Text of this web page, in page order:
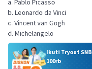
a. Pablo Picasso
b. Leonardo da Vinci
c. Vincent van Gogh
d. Michelangelo
Ikuti Tryout
100rb